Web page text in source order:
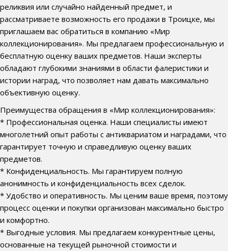
реликвия или случайно найденный предмет, и
рассматриваете возможность его продажи в Троицке, мы
приглашаем вас обратиться в компанию «Мир
коллекционирования». Мы предлагаем профессиональную и
бесплатную оценку ваших предметов. Наши эксперты
обладают глубокими знаниями в области фалеристики и
истории наград, что позволяет нам давать максимально
объективную оценку.
Преимущества обращения в «Мир коллекционирования»:
* Профессиональная оценка. Наши специалисты имеют
многолетний опыт работы с антиквариатом и наградами, что
гарантирует точную и справедливую оценку ваших
предметов.
* Конфиденциальность. Мы гарантируем полную
анонимность и конфиденциальность всех сделок.
* Удобство и оперативность. Мы ценим ваше время, поэтому
процесс оценки и покупки организован максимально быстро
и комфортно.
* Выгодные условия. Мы предлагаем конкурентные цены,
основанные на текущей рыночной стоимости и